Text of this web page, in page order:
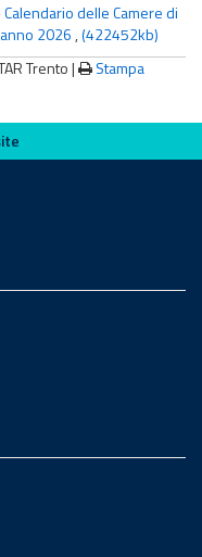
delle Camere di
2026 ,(422452kb)
Trento| Stampa